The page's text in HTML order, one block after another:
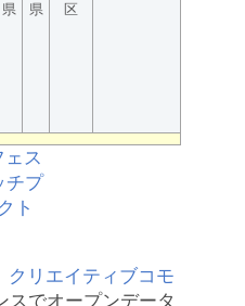
県
県
区
クリエイティブコモ
スでオープンデータ